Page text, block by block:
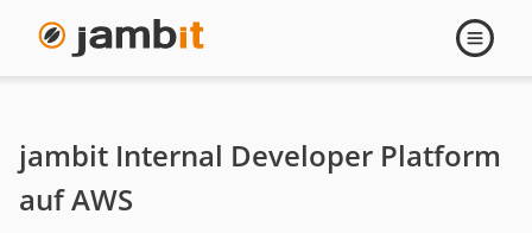
öffnen
jambit Internal Developer Platform
auf AWS